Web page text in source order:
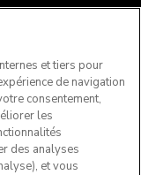
et tiers pour
de navigation
consentement,
les
des analyses
et vous